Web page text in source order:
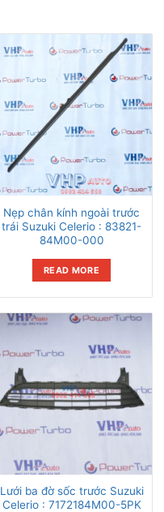
Nẹp chân kính ngoài trước
trái Suzuki Celerio : 83821-
84M00-000
READ MORE
Lưới ba đờ sốc trước Suzuki
Celerio : 7172184M00-5PK